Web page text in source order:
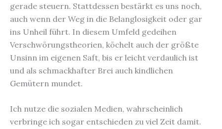
gerade steuern. Stattdessen bestärkt es uns noch,
auch wenn der Weg in die Belanglosigkeit oder gar
ins Unheil führt. In diesem Umfeld gedeihen
Verschwörungstheorien, köchelt auch der größte
Unsinn im eigenen Saft, bis er leicht verdaulich ist
und als schmackhafter Brei auch kindlichen
Gemütern mundet.
Ich nutze die sozialen Medien, wahrscheinlich
verbringe ich sogar entschieden zu viel Zeit damit.